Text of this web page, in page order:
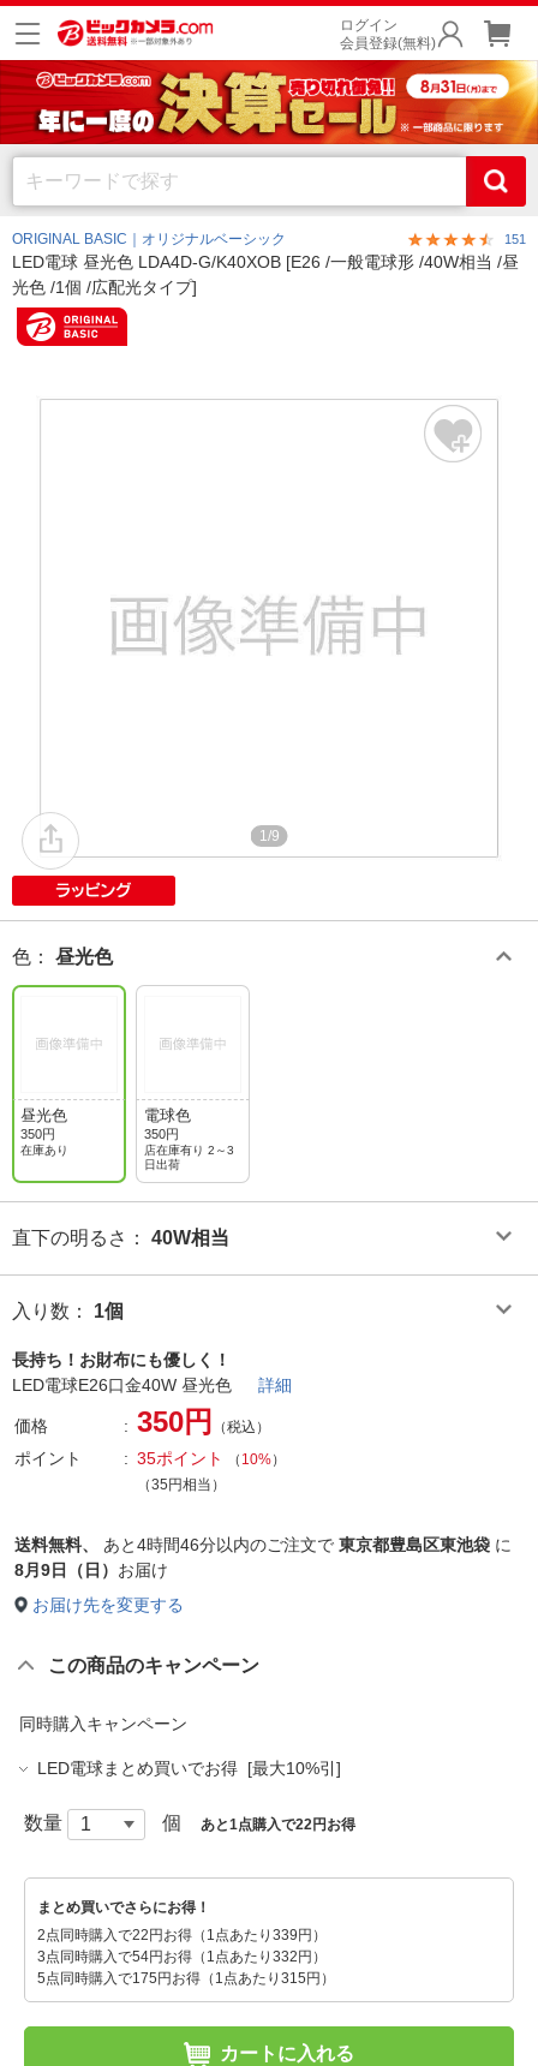
ログイン
会員登録(無料)
ORIGINAL BASIC｜オリジナルベーシック 151
LED電球 昼光色 LDA4D-G/K40XOB [E26 /一般電球形 /40W相当 /昼
光色 /1個 /広配光タイプ]
1/9
色 ： 昼光色
昼光色
350円
在庫あり
電球色
350円
店在庫有り 2～3
日出荷
直下の明るさ ： 40W相当
入り数 ： 1個
長持ち！お財布にも優しく！
LED電球E26口金40W 昼光色 詳細
価格 350円 （税込）
ポイント 35ポイント （ 10%）
（35円相当）
送料無料、 あと4時間46分以内のご注文で 東京都豊島区東池袋 に
8月9日（日） お届け
お届け先を変更する
この商品のキャンペーン
同時購入キャンペーン
LED電球まとめ買いでお得 [最大10%引]
数量 個 あと1点購入で22円お得
まとめ買いでさらにお得！
2点同時購入で22円お得（1点あたり339円）
3点同時購入で54円お得（1点あたり332円）
5点同時購入で175円お得（1点あたり315円）
カートに入れる